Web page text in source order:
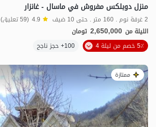
منزل دوبلكس مفروش في ماسال - غانزار
2 غرفة نوم . 160 متر . حتى 10 ضيف 4.9 (59 تعليق)
الليلة من 2,650,000 تومان
5٪ خصم من ليلة 4
100+ حجز ناجح
ممتازة